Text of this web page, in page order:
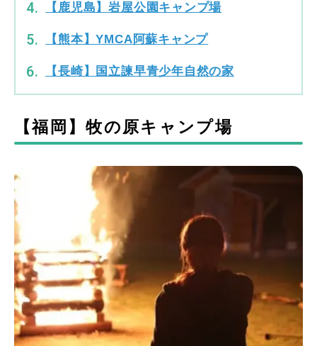
【鹿児島】岩屋公園キャンプ場
【熊本】YMCA阿蘇キャンプ
【長崎】国立諫早青少年自然の家
【福岡】牧の原キャンプ場